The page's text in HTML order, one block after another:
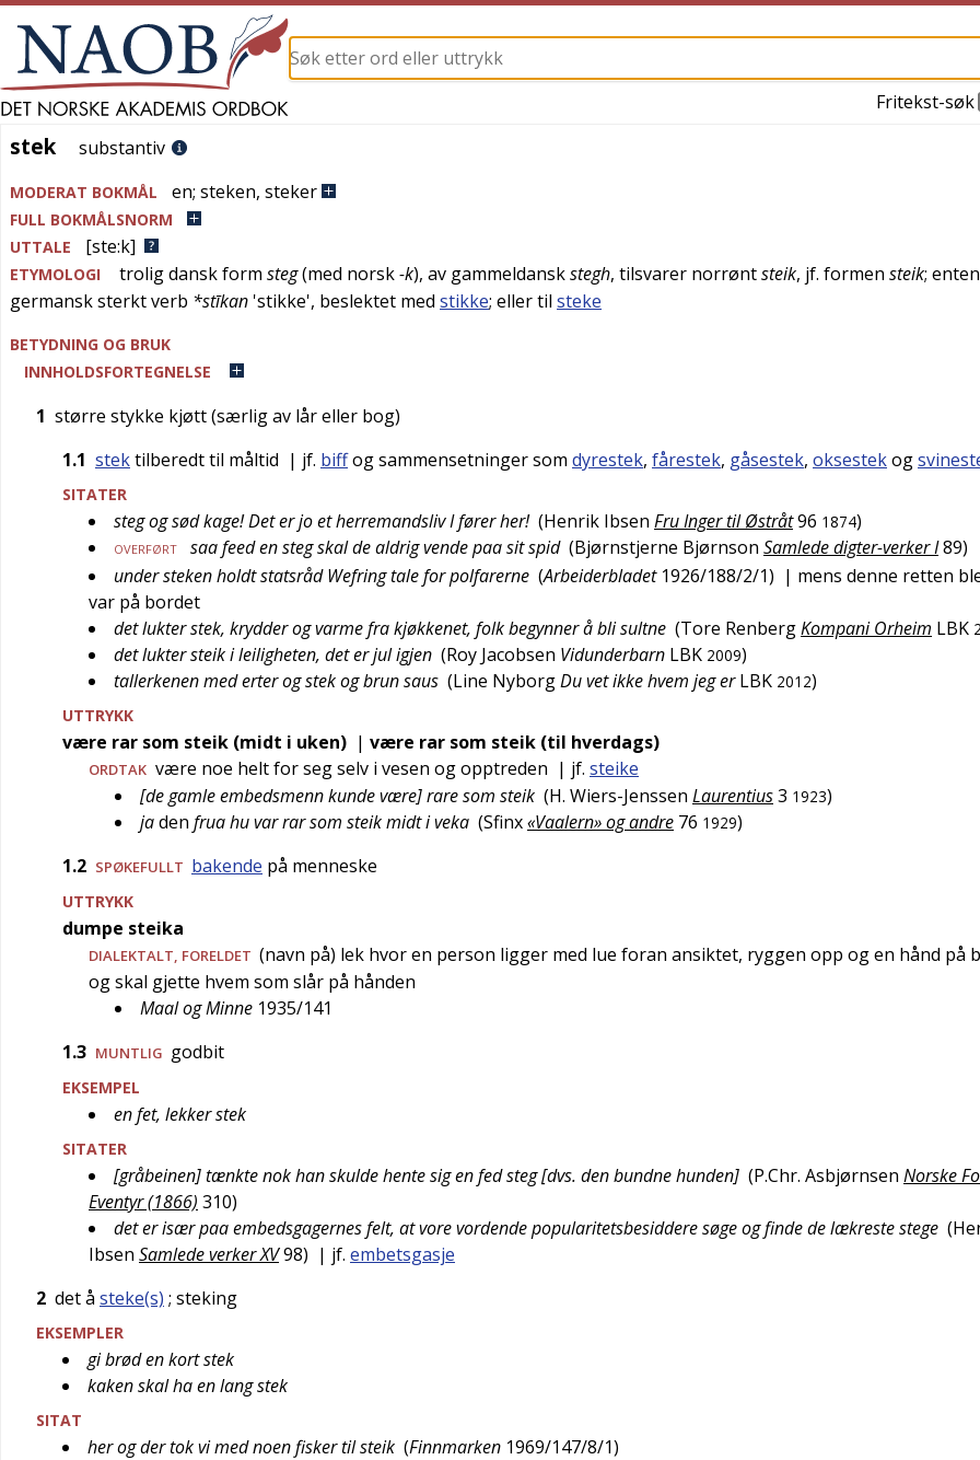
Fritekst-søk
stek
stek substantiv
MODERAT BOKMÅL en; steken, steker
FULL BOKMÅLSNORM
UTTALE
[ste:k]
ETYMOLOGI troligdanskform steg(med norsk-k), av gammeldanskstegh, tilsvarer norrøntsteik, jf. formen steik;
germansksterkt verb *stīkan 'stikke', beslektet med stikke; eller til steke
BETYDNING OG BRUK
INNHOLDSFORTEGNELSE
1 større stykke kjøtt (særlig av lår eller bog)
1.1 stektilberedt til måltid | jf. biffog sammensetninger som dyrestek, fårestek, gåsestek, oksestekog
SITATER
steg og sød kage! Det er jo et herremandsliv I fører her! (Henrik Ibsen Fru Inger til Østråt96 1874)
OVERFØRT saa feed en steg skal de aldrig vende paa sit spid (Bjørnstjerne Bjørnson Samlede digter-verker I89)
under steken holdt statsråd Wefring tale for polfarerne (Arbeiderbladet 1926/188/2/1) | mens denne retten
var på bordet
det lukter stek, krydder og varme fra kjøkkenet, folk begynner å bli sultne (Tore RenbergKompani Orheim LBK
det lukter steik i leiligheten, det er jul igjen (Roy Jacobsen Vidunderbarn LBK 2009)
tallerkenen med erter og stek og brun saus (Line NyborgDu vet ikke hvem jeg er LBK 2012)
UTTRYKK
være rar som steik (midt i uken) | være rar som steik (til hverdags)
ORDTAK være noe helt for seg selv i vesen og opptreden | jf. steike
[de gamle embedsmenn kunde være] rare som steik (H. Wiers-Jenssen Laurentius3 1923)
jaden frua hu var rar som steik midt i veka (Sfinx«Vaalern» og andre 76 1929)
1.2 SPØKEFULLT bakende på menneske
UTTRYKK
dumpe steika
DIALEKTALT FORELDET (navn på) lek hvor en person ligger med lue foran ansiktet, ryggen opp og en hånd på
og skal gjette hvem som slår på hånden
Maal og Minne 1935/141
1.3 MUNTLIG godbit
EKSEMPEL
en fet, lekker stek
SITATER
[gråbeinen] tænkte nok han skulde hente sig en fed steg [dvs. den bundne hunden] (P.Chr. Asbjørnsen Norske
Eventyr (1866) 310)
det er især paa embedsgagernes felt, at vore vordende popularitetsbesiddere søge og finde de lækreste stege (
Ibsen Samlede verker XV98) | jf. embetsgasje
2 det å steke(s) ; steking
EKSEMPLER
gi brød en kort stek
kaken skal ha en lang stek
SITAT
her og der tok vi med noen fisker til steik (Finnmarken 1969/147/8/1)